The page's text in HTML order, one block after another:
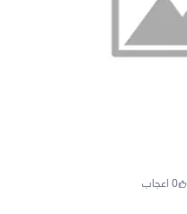
0اعجاب